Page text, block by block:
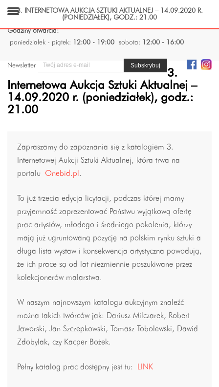
Godziny otwarcia:
poniedziałek - piątek:
12:00 - 19:00 sobota: 12:00 - 16:00
Newsletter
3.
Internetowa Aukcja Sztuki Aktualnej –
14.09.2020 r. (poniedziałek), godz.:
21.00
Zapraszamy do zapoznania się z katalogiem 3.
Internetowej Aukcji Sztuki Aktualnej, która trwa na
portalu Onebid.pl .
To już trzecia edycja licytacji, podczas której mamy
przyjemność zaprezentować Państwu wyjątkową ofertę
prac artystów, młodego i średniego pokolenia, którzy
mają już ugruntowaną pozycję na polskim rynku sztuki a
długa lista wystaw i konsekwencja artystyczna powodują,
że ich prace są od lat niezmiennie poszukiwane przez
kolekcjonerów malarstwa.
W naszym najnowszym katalogu aukcyjnym znaleźć
można takich twórców jak: Dariusz Milczarek, Robert
Jaworski, Jan Szczepkowski, Tomasz Tobolewski, Dawid
Zdobylak, czy Kacper Bożek.
Pełny katalog prac dostępny jest tu: LINK
3. INTERNETOWA AUKCJA SZTUKI AKTUALNEJ – 14.09.2020 R.
(PONIEDZIAŁEK), GODZ.: 21.00